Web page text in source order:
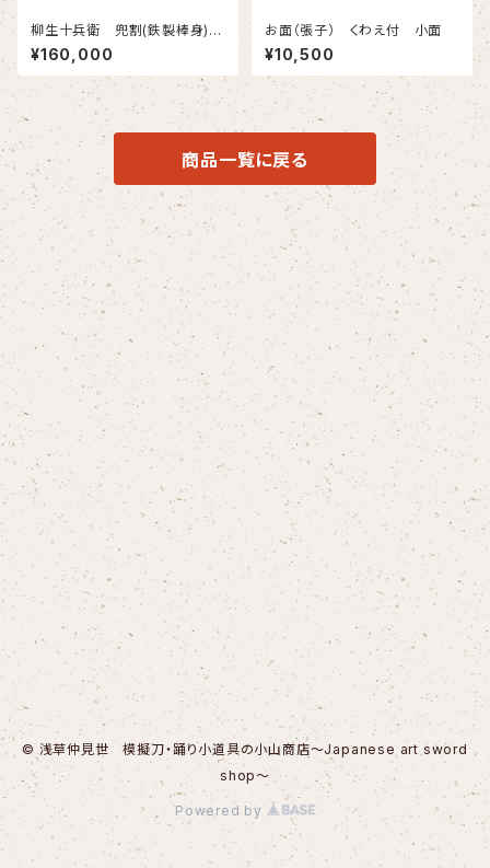
柳生十兵衛 兜割(鉄製棒身)
＃622
¥160,000
お面（張子） くわえ付 小面
¥10,500
商品一覧に戻る
© 浅草仲見世 模擬刀・踊り小道具の小山商店～Japanese art sword
shop～
Powered by